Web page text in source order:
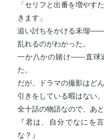
「セリフと出番を増やす
きます」
追い討ちをかける未瑠
乱れるのがわかった。
一か八かの賭け――直球
た。
だが、ドラマの撮影はど
引きをしている暇はない。
全十話の物語なので、あ
『君は、自分でなにを
な？』